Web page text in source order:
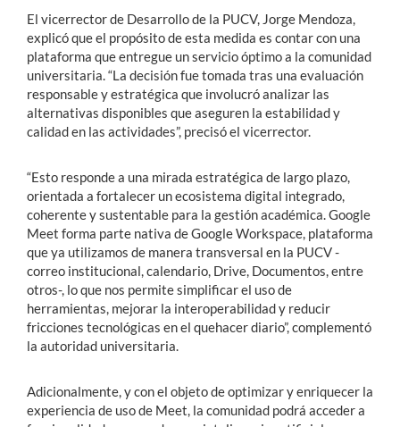
El vicerrector de Desarrollo de la PUCV, Jorge Mendoza,
explicó que el propósito de esta medida es contar con una
plataforma que entregue un servicio óptimo a la comunidad
universitaria. “La decisión fue tomada tras una evaluación
responsable y estratégica que involucró analizar las
alternativas disponibles que aseguren la estabilidad y
calidad en las actividades”, precisó el vicerrector.
“Esto responde a una mirada estratégica de largo plazo,
orientada a fortalecer un ecosistema digital integrado,
coherente y sustentable para la gestión académica. Google
Meet forma parte nativa de Google Workspace, plataforma
que ya utilizamos de manera transversal en la PUCV -
correo institucional, calendario, Drive, Documentos, entre
otros-, lo que nos permite simplificar el uso de
herramientas, mejorar la interoperabilidad y reducir
fricciones tecnológicas en el quehacer diario”, complementó
la autoridad universitaria.
Adicionalmente, y con el objeto de optimizar y enriquecer la
experiencia de uso de Meet, la comunidad podrá acceder a